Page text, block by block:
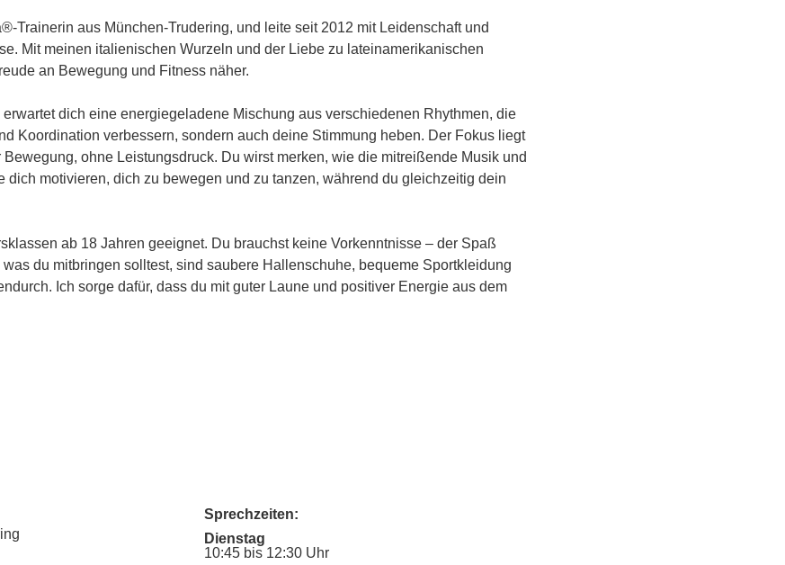
Trainerin aus München-Trudering, und leite seit 2012 mit Leidenschaft und
Mit meinen italienischen Wurzeln und der Liebe zu lateinamerikanischen
an Bewegung und Fitness näher.
dich eine energiegeladene Mischung aus verschiedenen Rhythmen, die
Koordination verbessern, sondern auch deine Stimmung heben. Der Fokus liegt
ohne Leistungsdruck. Du wirst merken, wie die mitreißende Musik und
dich motivieren, dich zu bewegen und zu tanzen, während du gleichzeitig dein
ab 18 Jahren geeignet. Du brauchst keine Vorkenntnisse – der Spaß
du mitbringen solltest, sind saubere Hallenschuhe, bequeme Sportkleidung
Ich sorge dafür, dass du mit guter Laune und positiver Energie aus dem
Sprechzeiten:
Dienstag
10:45 bis 12:30 Uhr